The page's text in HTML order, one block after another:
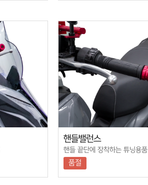
핸들밸런스
핸들 끝단에 장착하는 튜닝용품
품절